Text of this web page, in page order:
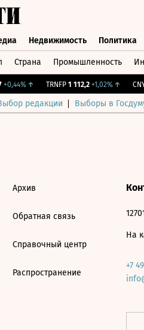
Недвижимость Политика
Страна Промышленность
↑ TRNFP 1 112,2 +1,02%↑
редакции Выборы в
Архив
Обратная связь
Справочный центр
Распространение
На
+7